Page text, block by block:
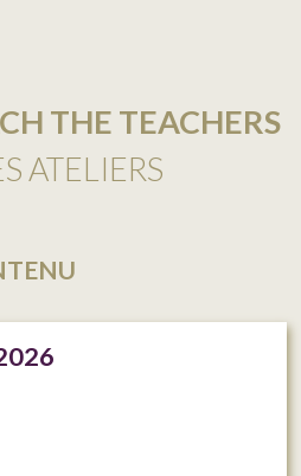
THE TEACHERS
ATELIERS